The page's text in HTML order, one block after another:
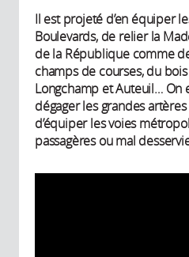
Il est projeté d’en équiper
Boulevards, de relier la
de la République comme
champs de courses, du
Longchamp et Auteuil… On
dégager les grandes
d’équiper les voies
passagères ou mal